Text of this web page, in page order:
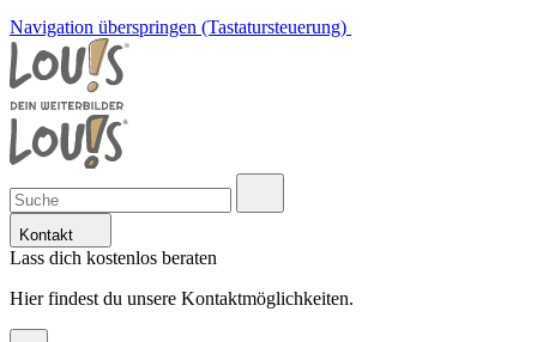
Navigation überspringen (Tastatursteuerung)
Kontakt
Lass dich kostenlos beraten
Hier findest du unsere Kontaktmöglichkeiten.